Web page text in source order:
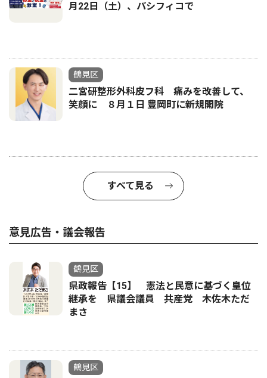
月22日（土）、パシフィコで
鶴見区
二宮研整形外科皮フ科 痛みを改善して、
笑顔に ８月１日 豊岡町に新規開院
すべて見る
意見広告・議会報告
鶴見区
県政報告【15】 憲法と民意に基づく皇位
継承を 県議会議員 共産党 木佐木ただ
まさ
鶴見区